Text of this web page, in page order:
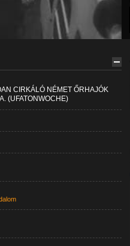
CIRKÁLÓ NÉMET ŐRHAJÓK
(UFATONWOCHE)